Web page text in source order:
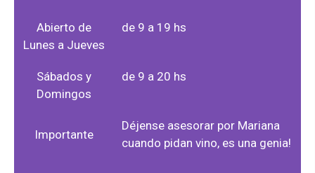
Abierto de
Lunes a Jueves
de 9 a 19 hs
Sábados y
Domingos
de 9 a 20 hs
Importante
Déjense asesorar por Mariana
cuando pidan vino, es una genia!